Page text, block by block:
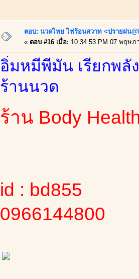
ตอบ: นวดไทย ไฟร้อนสวาท <ปรายฝน
« ตอบ #16 เมื่อ: 10:34:53 PM 07 พฤษภ
อิ่มหมีพีมัน เรียกพลั
ร้านนวด
ร้าน Body
id : bd855
0966144800